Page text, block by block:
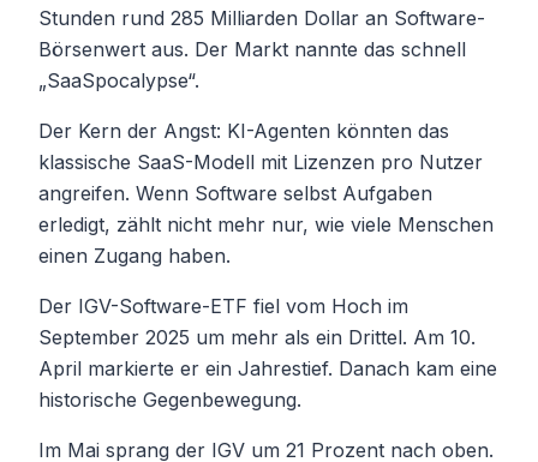
Stunden rund 285 Milliarden Dollar an Software-
Börsenwert aus. Der Markt nannte das schnell
„SaaSpocalypse“.
Der Kern der Angst: KI-Agenten könnten das
klassische SaaS-Modell mit Lizenzen pro Nutzer
angreifen. Wenn Software selbst Aufgaben
erledigt, zählt nicht mehr nur, wie viele Menschen
einen Zugang haben.
Der IGV-Software-ETF fiel vom Hoch im
September 2025 um mehr als ein Drittel. Am 10.
April markierte er ein Jahrestief. Danach kam eine
historische Gegenbewegung.
Im Mai sprang der IGV um 21 Prozent nach oben.